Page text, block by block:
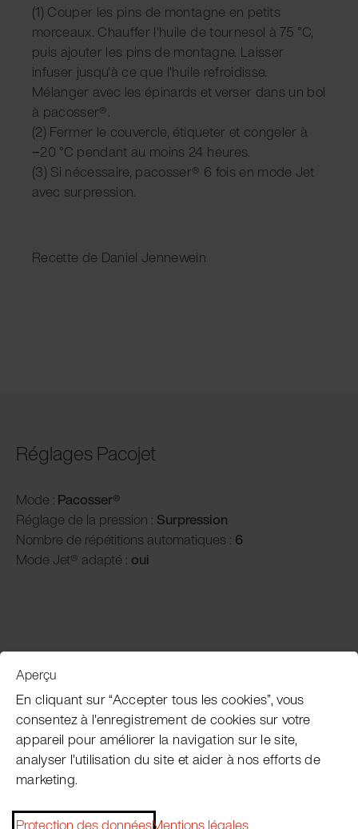
(1) Couper les pins de montagne en petits
morceaux. Chauffer l'huile de tournesol à 75 °C,
puis ajouter les pins de montagne. Laisser
infuser jusqu'à ce que l'huile refroidisse.
Mélanger avec les épinards et verser dans un bol
à pacosser®.
(2) Fermer le couvercle, étiqueter et congeler à
−20 °C pendant au moins 24 heures.
(3) Si nécessaire, pacosser® 6 fois en mode Jet
avec surpression.
Recette de Daniel Jennewein
Réglages Pacojet
Mode : Pacosser®
Réglage de la pression : Surpression
Nombre de répétitions automatiques : 6
Mode Jet® adapté : oui
Service clientèle
Subscribe Pacojet Newsletter
Would you like to be regularly updated on news, event
Aperçu
En cliquant sur “Accepter tous les cookies”, vous
consentez à l'enregistrement de cookies sur votre
appareil pour améliorer la navigation sur le site,
analyser l'utilisation du site et aider à nos efforts de
marketing.
Protection des donnéesMentions légales